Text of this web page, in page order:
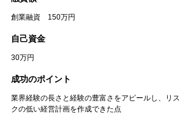
創業融資　150万円
自己資金
30万円
成功のポイント
業界経験の長さと経験の豊富さをアピールし、リス
クの低い経営計画を作成できた点